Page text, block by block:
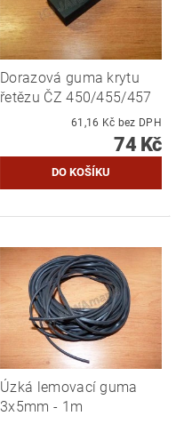
Dorazová guma krytu
řetězu ČZ 450/455/457
61,16 Kč bez DPH
74 Kč
Úzká lemovací guma
3x5mm - 1m